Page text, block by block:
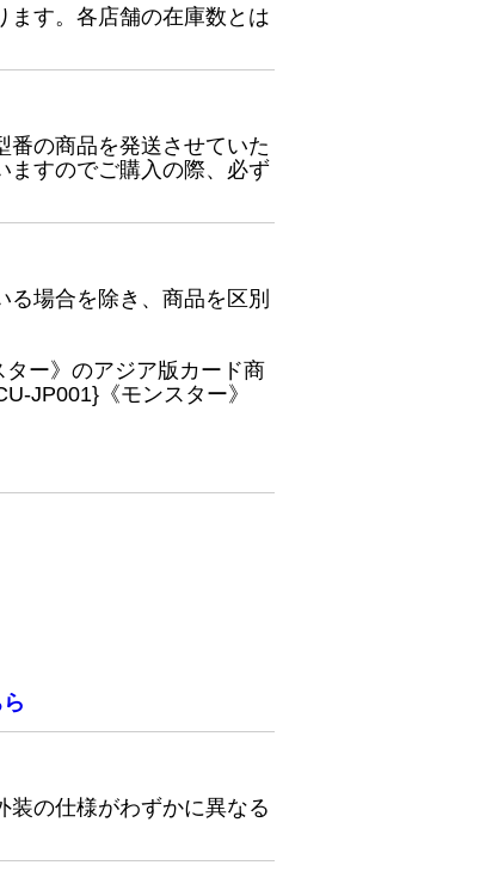
ます。各店舗の在庫数とは
番の商品を発送させていた
ますのでご購入の際、必ず
場合を除き、商品を区別
ー》のアジア版カード商
JP001}《モンスター》
装の仕様がわずかに異なる